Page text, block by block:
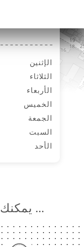
الإثنين
الثلاثاء
الأربعاء
الخميس
الجمعة
السبت
الأحد
…